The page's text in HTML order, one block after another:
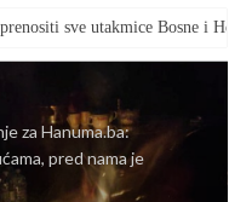
sve utakmice Bosne i
za Hanuma.ba:
pred nama je